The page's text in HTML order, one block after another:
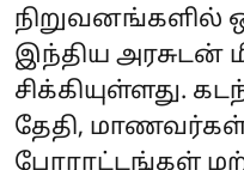
நிறுவனங்களில்
இந்திய அரசுடன்
சிக்கியுள்ளது.
தேதி,
போராட்டங்கள்